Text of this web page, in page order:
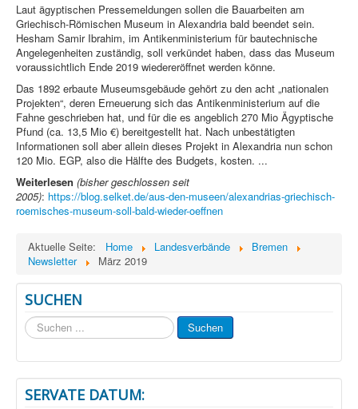
Laut ägyptischen Pressemeldungen sollen die Bauarbeiten am
Griechisch-Römischen Museum in Alexandria bald beendet sein.
Hesham Samir Ibrahim, im Antikenministerium für bautechnische
Angelegenheiten zuständig, soll verkündet haben, dass das Museum
voraussichtlich Ende 2019 wiedereröffnet werden könne.
Das 1892 erbaute Museumsgebäude gehört zu den acht „nationalen
Projekten“, deren Erneuerung sich das Antikenministerium auf die
Fahne geschrieben hat, und für die es angeblich 270 Mio Ägyptische
Pfund (ca. 13,5 Mio €) bereitgestellt hat. Nach unbestätigten
Informationen soll aber allein dieses Projekt in Alexandria nun schon
120 Mio. EGP, also die Hälfte des Budgets, kosten. ...
Weiterlesen (bisher geschlossen seit
2005): https://blog.selket.de/aus-den-museen/alexandrias-griechisch-
roemisches-museum-soll-bald-wieder-oeffnen
Aktuelle Seite: Home Landesverbände
Bremen
Newsletter
März 2019
SUCHEN
Suchen
...
Suchen
SERVATE DATUM: